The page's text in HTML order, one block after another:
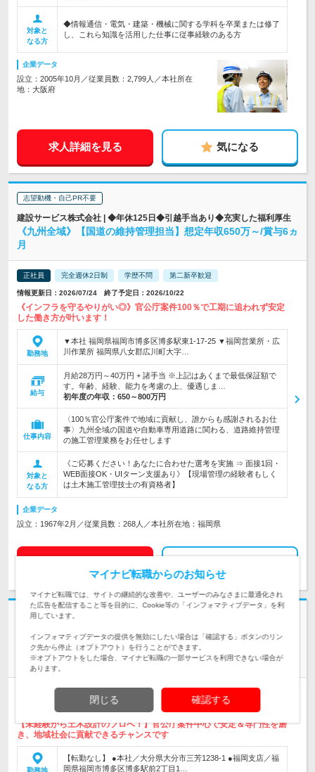
対象と
なる方
◆情報通信・電気・建築・機械に関する学科を卒業または修了
し、これら知識を活用した仕事に従事経験のある方
企業データ
設立：2005年10月／従業員数：2,799人／本社所在
地：大阪府
求人詳細を見る 気になる
志望動機・自己PR不要
建設サービス株式会社 | ◆年休125日◆引越手当あり◆充実した福利厚生
《九州全域》【国道の維持管理担当】想定年収650万～/賞与6ヵ
月
正社員 完全週休2日制 学歴不問 第二新卒歓迎
情報更新日：2026/07/24 終了予定日：2026/10/22
《インフラを守るやりがい◎》官公庁案件100％で工期に追われず安定
した働き方が叶います！
勤務地
▼本社 福岡県福岡市博多区博多駅東1-17-25 ▼福岡営業所・広
川作業所 福岡県八女郡広川町大字…
給与
月給28万円～40万円 + 諸手当 ※上記はあくまで最低保証額で
す。年齢、経験、能力を考慮の上、優遇しま…
初年度の年収： 650～800万円
仕事内容
〈100％官公庁案件で地域に貢献し、誰からも感謝されるお仕
事〉九州全域の国道や自動車専用道路に関わる、道路維持管理
の施工管理業務をお任せします
対象と
なる方
《ご応募ください！あなたに合わせた選考を実施 ⇒ 面接1回・
WEB面接OK・UIターン支援あり》【現場管理の経験者もしく
は土木施工管理技士の有資格者】
企業データ
設立：1967年2月／従業員数：268人／本社所在地：福岡県
志望動機・自己PR不要
協同エンジニアリング株式会社 | ◎ほとんどが官公庁案件◎年間休日124
日◎転勤なし
＜福岡・大分＞インフラ整備事業の【土木設計】※未経験歓迎
第二新卒歓迎
情報更新日：2026/07/06 終了予定日：2026/08/20
【未経験から土木設計のプロへ！】官公庁案件中心で安定＆専門性を磨
き、地域社会に貢献できるチャンスです
勤務地
【転勤なし】 ●本社／大分県大分市三芳1238-1 ●福岡支店／福
岡県福岡市博多区博多駅前2丁目1…
マイナビ転職からのお知らせ
マイナビ転職では、サイトの継続的な改善や、ユーザーのみなさまに最適化され
た広告を配信すること等を目的に、Cookie等の「インフォマティブデータ」を利
用しています。
インフォマティブデータの提供を無効にしたい場合は「確認する」ボタンのリン
ク先から停止（オプトアウト）を行うことができます。
※オプトアウトをした場合、マイナビ転職の一部サービスを利用できない場合が
あります。
閉じる 確認する